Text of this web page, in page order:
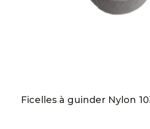
Ficelles à guinder Nylon